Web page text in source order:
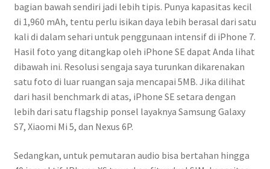
bagian bawah sendiri jadi lebih tipis. Punya kapasitas kecil
di 1,960 mAh, tentu perlu isikan daya lebih berasal dari satu
kali di dalam sehari untuk penggunaan intensif di iPhone 7.
Hasil foto yang ditangkap oleh iPhone SE dapat Anda lihat
dibawah ini. Resolusi sengaja saya turunkan dikarenakan
satu foto di luar ruangan saja mencapai 5MB. Jika dilihat
dari hasil benchmark di atas, iPhone SE setara dengan
lebih dari satu flagship ponsel layaknya Samsung Galaxy
S7, Xiaomi Mi 5, dan Nexus 6P.
Sedangkan, untuk pemutaran audio bisa bertahan hingga